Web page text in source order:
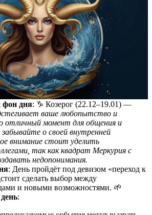
фон дня: ♑ Козерог (22.12–19.01) —
ваше любопытство и
отличный момент для общения и
о своей внутренней
внимание стоит уделить
так как квадрат Меркурия с
недопонимания.
: День пройдёт под девизом «переход к
сделать выбор между
и новыми возможностями. 🌱
: